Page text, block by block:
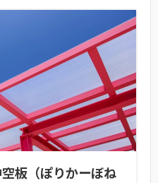
空板（ぽりかーぼね